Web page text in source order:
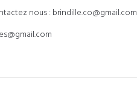
nous : brindille.co@gmail.com